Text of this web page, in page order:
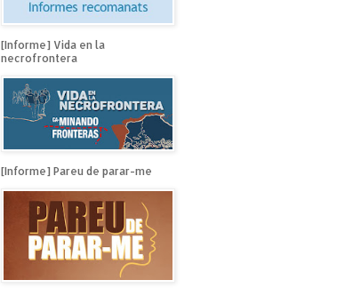
[Informe] Vida en la
necrofrontera
[Informe] Pareu de parar-me